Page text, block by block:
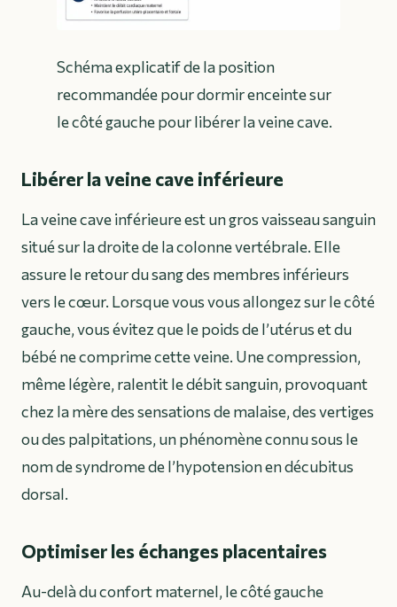
Schéma explicatif de la position
recommandée pour dormir enceinte sur
le côté gauche pour libérer la veine cave.
Libérer la veine cave inférieure
La veine cave inférieure est un gros vaisseau sanguin
situé sur la droite de la colonne vertébrale. Elle
assure le retour du sang des membres inférieurs
vers le cœur. Lorsque vous vous allongez sur le côté
gauche, vous évitez que le poids de l’utérus et du
bébé ne comprime cette veine. Une compression,
même légère, ralentit le débit sanguin, provoquant
chez la mère des sensations de malaise, des vertiges
ou des palpitations, un phénomène connu sous le
nom de syndrome de l’hypotension en décubitus
dorsal.
Optimiser les échanges placentaires
Au-delà du confort maternel, le côté gauche